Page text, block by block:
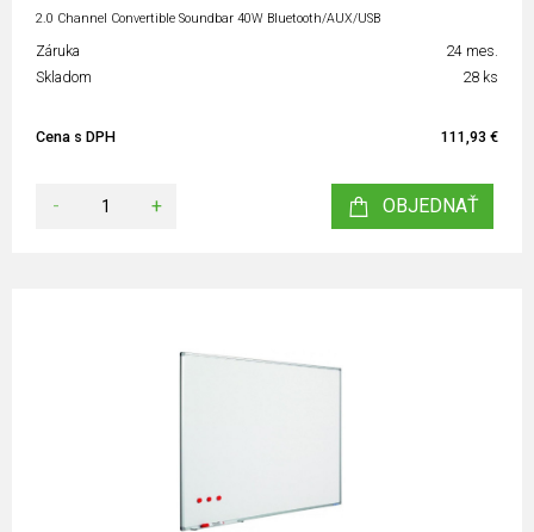
2.0 Channel Convertible Soundbar 40W Bluetooth/AUX/USB
Záruka
24 mes.
Skladom
28 ks
Cena s DPH 111,93 €
- + OBJEDNAŤ